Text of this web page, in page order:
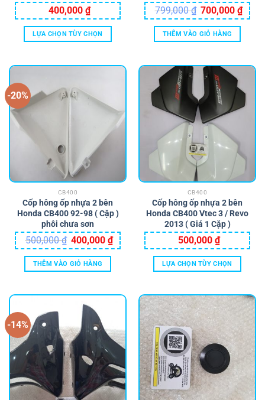
400,000 ₫
LỰA CHỌN TÙY CHỌN
nhiều
chọn
có
thể
được
chọn
trên
trang
sản
phẩm
799,000₫ Giá
gốc
là:
799,000 ₫.
700,000₫Giá
hiện
THÊM VÀO GIỎ HÀNG
-20%
CB400
Cốp hông ốp nhựa 2 bên
Honda CB400 92-98 ( Cặp )
phôi chưa sơn
500,000₫ Giá
gốc
là:
500,000 ₫.
400,000₫Giá
hiện
THÊM VÀO GIỎ HÀNG
CB400
Cốp hông ốp nhựa 2 bên
Honda CB400 Vtec 3 / Revo
2013 ( Giá 1 Cặp )
500,000 ₫
LỰA CHỌN TÙY CHỌN
này
có
nhiều
biến
thể.
Các
tùy
chọn
-14%